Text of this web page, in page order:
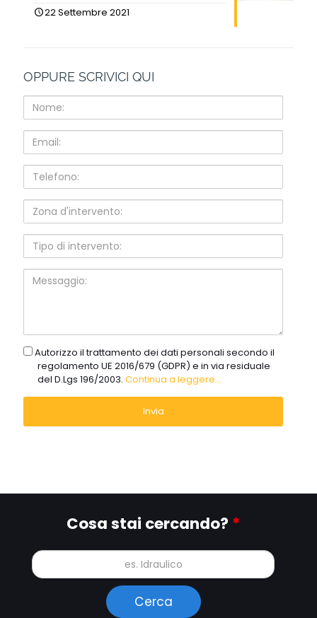
22 Settembre 2021
OPPURE SCRIVICI QUI
Nome:
Email:
Telefono:
Zona
d'intervento:
Tipo
intervento:
Messaggio:
gdprAutorizzo il trattamento dei dati personali secondo il
regolamento UE 2016/679 (GDPR) e in via residuale
del D.Lgs 196/2003. Continua a leggere...
Cosa stai cercando? *